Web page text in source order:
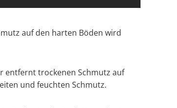
auf den harten Böden wird
entfernt trockenen Schmutz auf
und feuchten Schmutz.